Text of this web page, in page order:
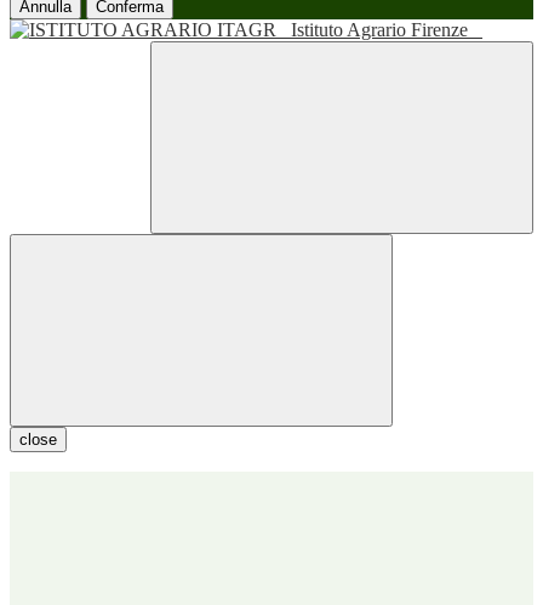
Annulla Conferma
Istituto Agrario Firenze
close